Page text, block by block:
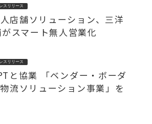
スリリース
店舗ソリューション、三洋
スマート無人営業化
スリリース
と協業 「ベンダー・ボーダ
流ソリューション事業」を